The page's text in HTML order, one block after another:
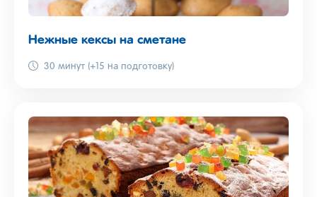
Нежные кексы на сметане
30 минут (+15 на подготовку)